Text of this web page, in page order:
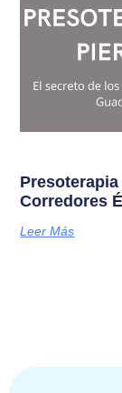
Corredores
Leer Más